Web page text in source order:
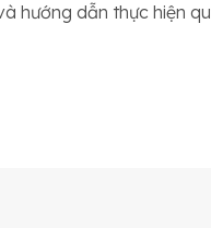
hướng dẫn thực hiện